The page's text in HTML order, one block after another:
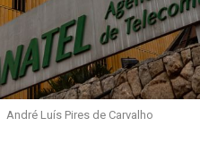
André Luís Pires de Carvalho